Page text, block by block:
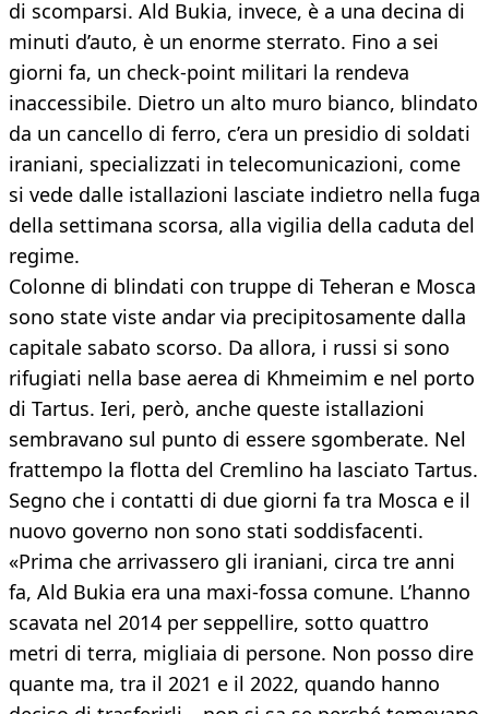
di scomparsi. Ald Bukia, invece, è a una decina di
minuti d’auto, è un enorme sterrato. Fino a sei
giorni fa, un check-point militari la rendeva
inaccessibile. Dietro un alto muro bianco, blindato
da un cancello di ferro, c’era un presidio di soldati
iraniani, specializzati in telecomunicazioni, come
si vede dalle istallazioni lasciate indietro nella fuga
della settimana scorsa, alla vigilia della caduta del
regime.
Colonne di blindati con truppe di Teheran e Mosca
sono state viste andar via precipitosamente dalla
capitale sabato scorso. Da allora, i russi si sono
rifugiati nella base aerea di Khmeimim e nel porto
di Tartus. Ieri, però, anche queste istallazioni
sembravano sul punto di essere sgomberate. Nel
frattempo la flotta del Cremlino ha lasciato Tartus.
Segno che i contatti di due giorni fa tra Mosca e il
nuovo governo non sono stati soddisfacenti.
«Prima che arrivassero gli iraniani, circa tre anni
fa, Ald Bukia era una maxi-fossa comune. L’hanno
scavata nel 2014 per seppellire, sotto quattro
metri di terra, migliaia di persone. Non posso dire
quante ma, tra il 2021 e il 2022, quando hanno